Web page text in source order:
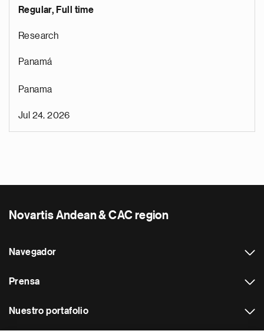
Regular, Full time
Research
Panamá
Panama
Jul 24, 2026
Novartis Andean & CAC region
Navegador
Prensa
Nuestro portafolio